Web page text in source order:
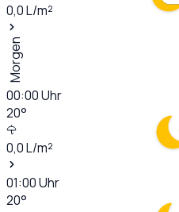
0,0L/m²
Morgen
00:00Uhr
20°
0,0L/m²
01:00Uhr
20°